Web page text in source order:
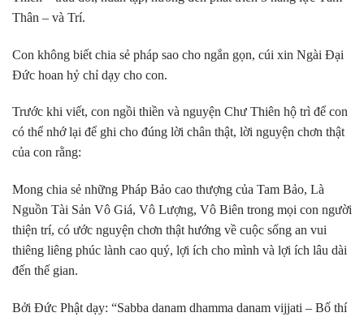
Thân – và Trí.
Con không biết chia sẻ pháp sao cho ngắn gọn, cúi xin Ngài Đại
Đức hoan hỷ chỉ dạy cho con.
Trước khi viết, con ngồi thiền và nguyện Chư Thiên hộ trì để con
có thể nhớ lại để ghi cho đúng lời chân thật, lời nguyện chơn thật
của con rằng:
Mong chia sẻ những Pháp Bảo cao thượng của Tam Bảo, Là
Nguồn Tài Sản Vô Giá, Vô Lượng, Vô Biên trong mọi con người
thiện trí, có ước nguyện chơn thật hướng về cuộc sống an vui
thiêng liêng phúc lành cao quý, lợi ích cho mình và lợi ích lâu dài
đến thế gian.
Bởi Đức Phật dạy: “Sabba danam dhamma danam vijjati – Bố thí